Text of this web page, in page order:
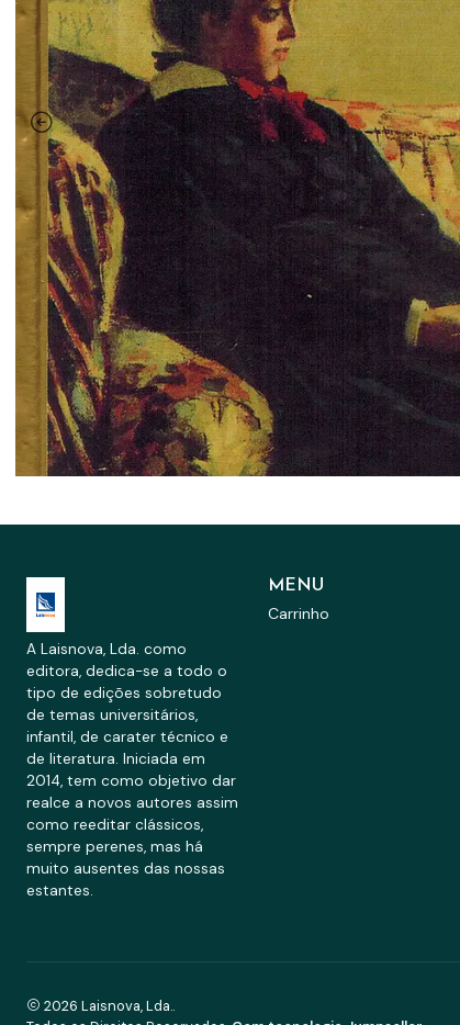
A Laisnova, Lda. como
editora, dedica-se a todo o
tipo de edições sobretudo
de temas universitários,
infantil, de carater técnico e
de literatura. Iniciada em
2014, tem como objetivo dar
realce a novos autores assim
como reeditar clássicos,
sempre perenes, mas há
muito ausentes das nossas
estantes.
MENU
Carrinho
2026 Laisnova, Lda..